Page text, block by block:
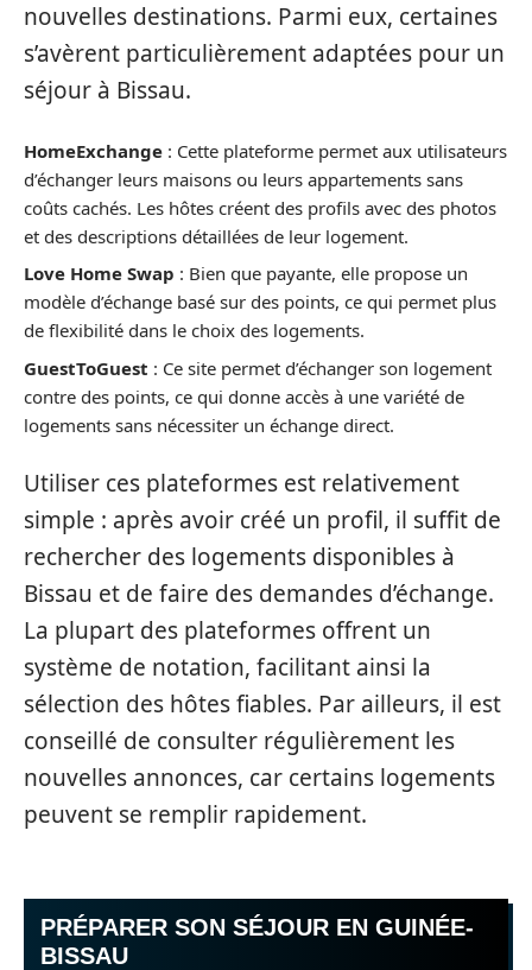
nouvelles destinations. Parmi eux, certaines
s’avèrent particulièrement adaptées pour un
séjour à Bissau.
HomeExchange : Cette plateforme permet aux utilisateurs
d’échanger leurs maisons ou leurs appartements sans
coûts cachés. Les hôtes créent des profils avec des photos
et des descriptions détaillées de leur logement.
Love Home Swap : Bien que payante, elle propose un
modèle d’échange basé sur des points, ce qui permet plus
de flexibilité dans le choix des logements.
GuestToGuest : Ce site permet d’échanger son logement
contre des points, ce qui donne accès à une variété de
logements sans nécessiter un échange direct.
Utiliser ces plateformes est relativement
simple : après avoir créé un profil, il suffit de
rechercher des logements disponibles à
Bissau et de faire des demandes d’échange.
La plupart des plateformes offrent un
système de notation, facilitant ainsi la
sélection des hôtes fiables. Par ailleurs, il est
conseillé de consulter régulièrement les
nouvelles annonces, car certains logements
peuvent se remplir rapidement.
PRÉPARER SON SÉJOUR EN GUINÉE-
BISSAU